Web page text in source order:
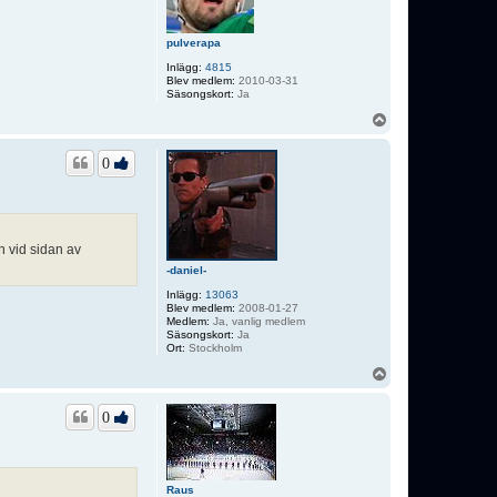
pulverapa
Inlägg: 4815
Blev medlem: 2010-03-31
Säsongskort: Ja
-daniel-
Inlägg: 13063
Blev medlem: 2008-01-27
Medlem: Ja, vanlig medlem
Säsongskort: Ja
Ort: Stockholm
0
vid sidan av
Raus
0